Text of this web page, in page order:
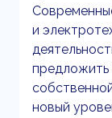
и
предложить
новый